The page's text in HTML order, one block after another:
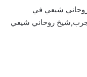
شيعي في
روحاني شيعي